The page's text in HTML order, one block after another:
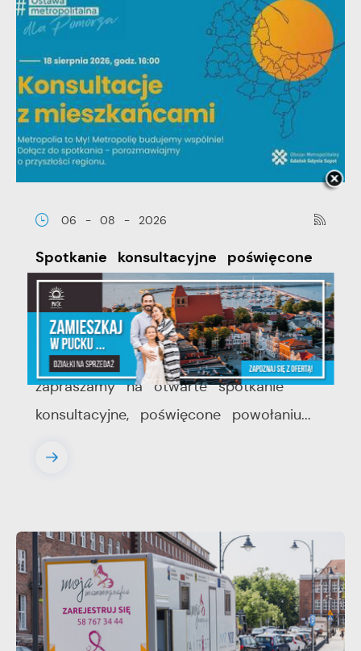
06 - 08 - 2026
Spotkanie konsultacyjne poświęcone
powołaniu związku metropolitalnego
w województwie pomorskim
Szanowni Państwo, serdecznie
zapraszamy na otwarte spotkanie
konsultacyjne, poświęcone powołaniu...